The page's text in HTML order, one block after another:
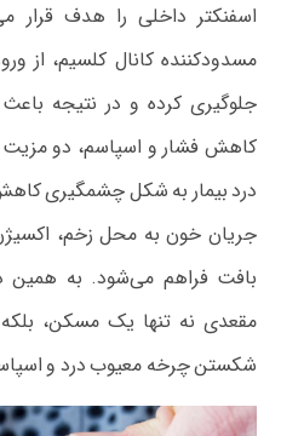
اسفنکتر داخلی را هدف قرار
مسدودکننده کانال کلسیم، از
جلوگیری کرده و در نتیجه
کاهش فشار و اسپاسم، دو مزیت
درد بیمار به شکل چشمگیری
جریان خون به محل زخم،
بافت فراهم می‌شود. به همین
مقعدی نه تنها یک مسکن،
شکستن چرخه معیوب درد و